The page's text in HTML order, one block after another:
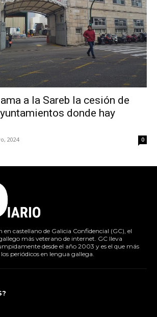
a la Sareb la cesión de
donde hay
2024 0
en castellano de Galicia Confidencial (GC), el
más veterano de internet. GC lleva
desde el año 2003 y es el que más
periódicos en lengua gallega.